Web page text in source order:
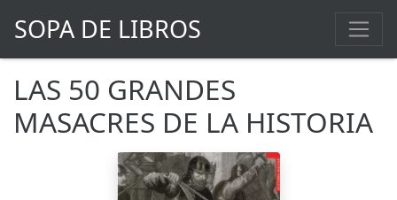
SOPA DE LIBROS
LAS 50 GRANDES
MASACRES DE LA HISTORIA